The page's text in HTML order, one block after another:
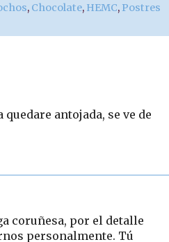
, Chocolate, HEMC, Postres
quedare antojada, se ve de
coruñesa, por el detalle
personalmente. Tú